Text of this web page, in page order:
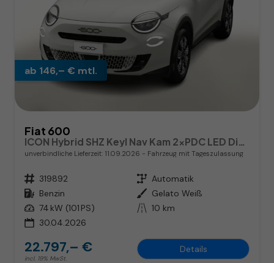
ab 146,– € mtl.
Fiat 600
unverbindliche Lieferzeit: 11.09.2026 Fahrzeug mit Tageszulassung
Fahrzeugnr. 319892 Getriebe Automatik
Kraftstoff Benzin Außenfarbe Gelato Weiß
Leistung 74 kW (101 PS) Kilometerstand 10 km
30.04.2026
22.797,– €
incl. 19% MwSt.
Details